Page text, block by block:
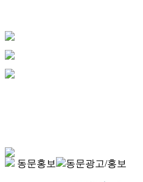
동문홍보 동문광고/홍보